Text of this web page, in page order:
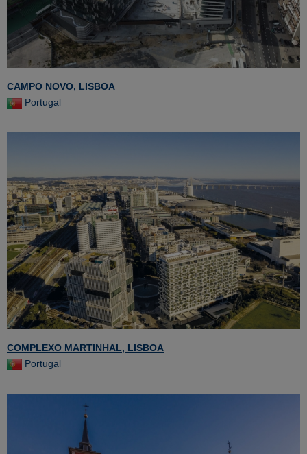
CAMPO NOVO, LISBOA
Portugal
COMPLEXO MARTINHAL, LISBOA
Portugal